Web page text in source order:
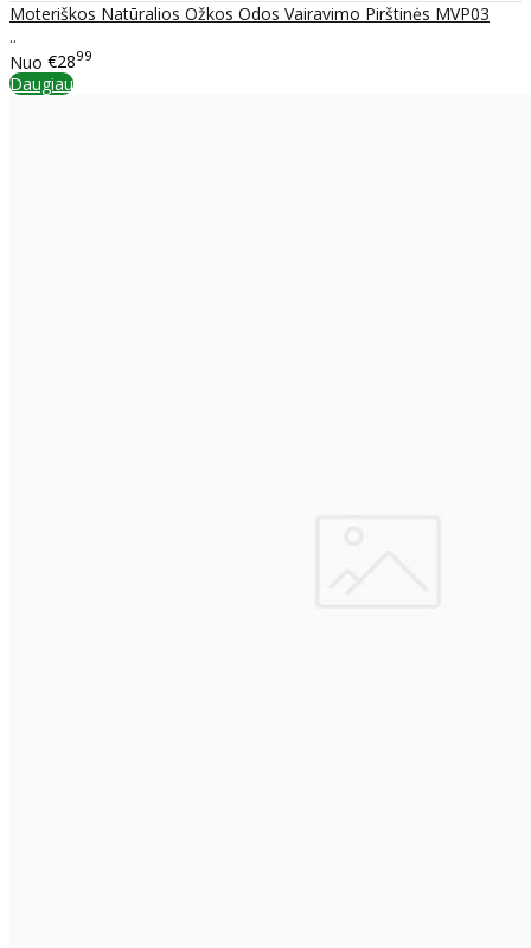
Moteriškos Natūralios Ožkos Odos Vairavimo Pirštinės MVP03
..
Nuo €2899
Daugiau